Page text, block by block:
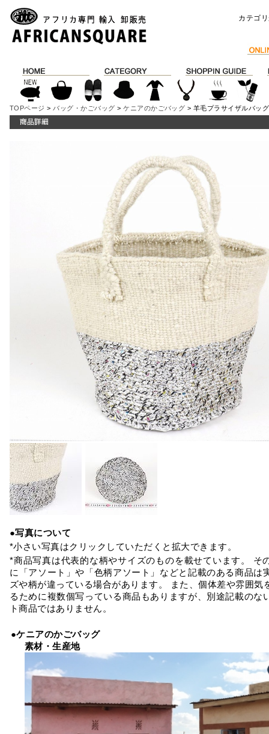
カテゴ
TOPページ > バッグ・かごバッグ >ケニアのかごバッグ > 羊毛プラサイザルバッ
●写真について
*小さい写真はクリックしていただくと拡大できます。
*商品写真は代表的な柄やサイズのものを載せています。 そ
に「アソート」や「色柄アソート」などと記載のある商品は
ズや柄が違っている場合があります。 また、個体差や雰囲気
るために複数個写っている商品もありますが、別途記載のな
ト商品ではありません。
●ケニアのかごバッグ
素材・生産地